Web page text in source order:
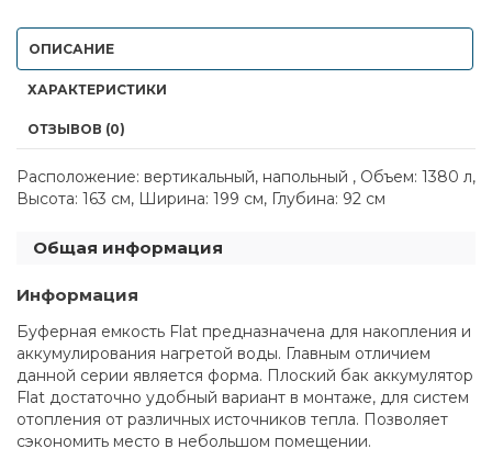
ОПИСАНИЕ
ХАРАКТЕРИСТИКИ
ОТЗЫВОВ (0)
Расположение: вертикальный, напольный , Объем: 1380 л,
Высота: 163 см, Ширина: 199 см, Глубина: 92 см
Общая информация
Информация
Буферная емкость Flat предназначена для накопления и
аккумулирования нагретой воды. Главным отличием
данной серии является форма. Плоский бак аккумулятор
Flat достаточно удобный вариант в монтаже, для систем
отопления от различных источников тепла. Позволяет
сэкономить место в небольшом помещении.